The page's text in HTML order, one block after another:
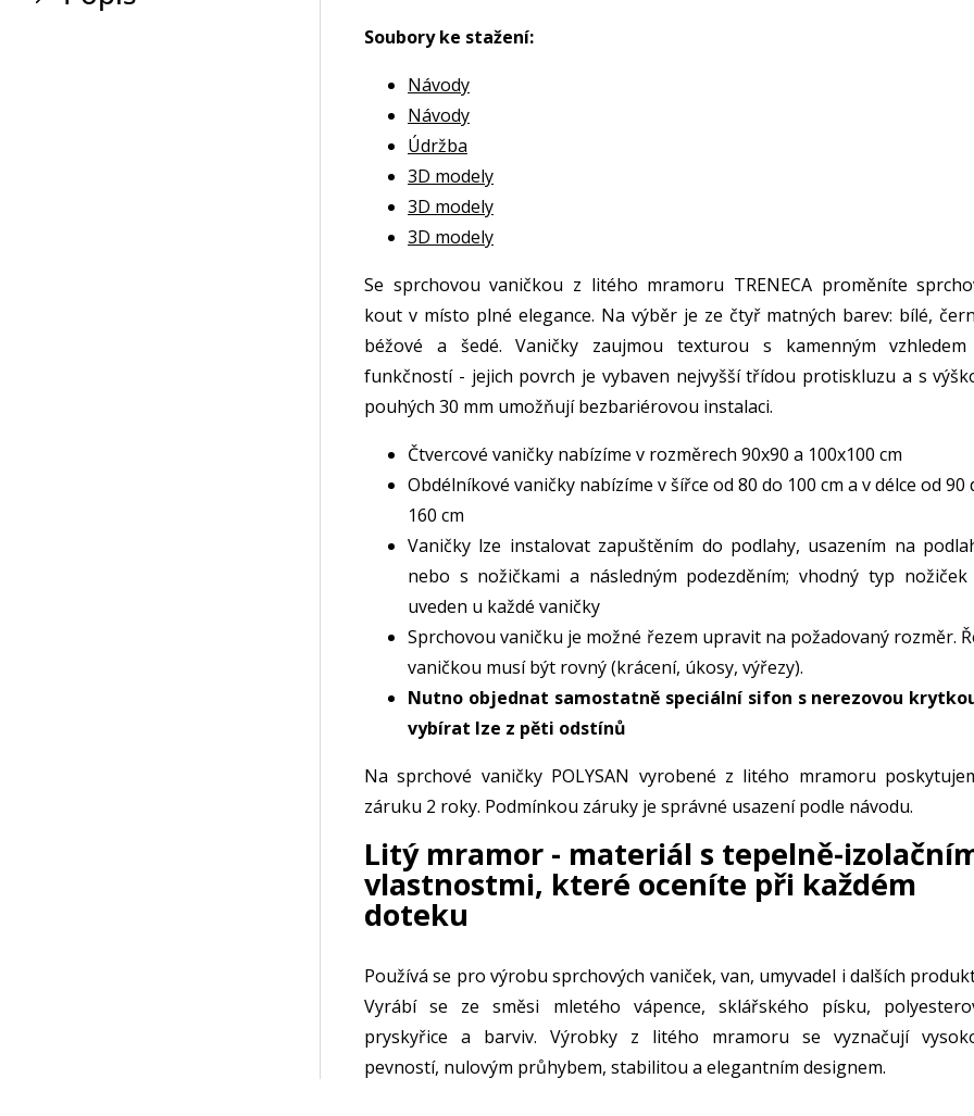
Soubory ke stažení:
Návody
Návody
Údržba
3D modely
3D modely
3D modely
Se sprchovou vaničkou z litého mramoru TRENECA proměníte
kout v místo plné elegance. Na výběr je ze čtyř matných barev: bílé,
béžové a šedé. Vaničky zaujmou texturou s kamenným
funkčností - jejich povrch je vybaven nejvyšší třídou protiskluzu a s
pouhých 30 mm umožňují bezbariérovou instalaci.
Čtvercové vaničky nabízíme v rozměrech 90x90 a 100x100 cm
Obdélníkové vaničky nabízíme v šířce od 80 do 100 cm a v délce od 90
160 cm
Vaničky lze instalovat zapuštěním do podlahy, usazením na
nebo s nožičkami a následným podezděním; vhodný typ nožiček
uveden u každé vaničky
Sprchovou vaničku je možné řezem upravit na požadovaný rozměr.
vaničkou musí být rovný (krácení, úkosy, výřezy).
Nutno objednat samostatně speciální sifon s nerezovou
vybírat lze z pěti odstínů
Na sprchové vaničky POLYSAN vyrobené z litého mramoru
záruku 2 roky. Podmínkou záruky je správné usazení podle návodu.
Litý mramor - materiál s tepelně-
vlastnostmi, které oceníte při každém
doteku
Používá se pro výrobu sprchových vaniček, van, umyvadel i dalších
Vyrábí se ze směsi mletého vápence, sklářského písku,
pryskyřice a barviv. Výrobky z litého mramoru se vyznačují
pevností, nulovým průhybem, stabilitou a elegantním designem.